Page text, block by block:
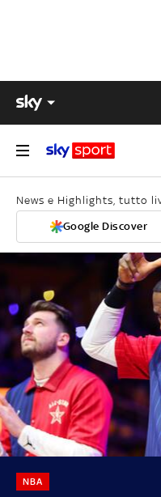
News e Highlights, tutto
Google Discover
NBA